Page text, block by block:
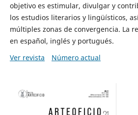
objetivo es estimular, divulgar y
los estudios literarios y lingüísticos,
múltiples zonas de convergencia. La
en español, inglés y portugués.
Ver revista
Número actual